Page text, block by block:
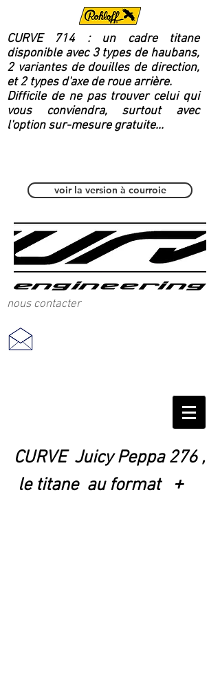
CURVE 714 : un cadre titane
disponible avec 3 types de haubans,
2 variantes de douilles de direction,
et 2 types d'axe de roue arrière.
Difficile de ne pas trouver celui qui
vous conviendra, surtout avec
l'option sur-mesure gratuite...
voir la version à courroie
nous contacter
CURVE Juicy Peppa 276 ,
le titane au format +